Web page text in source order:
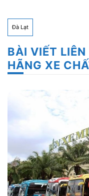
Đà Lạt
BÀI VIẾT
HÃNG XE